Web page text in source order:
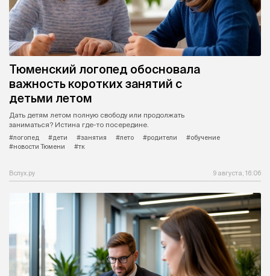
Тюменский логопед обосновала
важность коротких занятий с
детьми летом
Дать детям летом полную свободу или продолжать
заниматься? Истина где-то посередине.
#логопед
#дети #занятия #лето #родители
#обучение
#новости Тюмени
#тк
Вслух.ру 9 августа, 16:06